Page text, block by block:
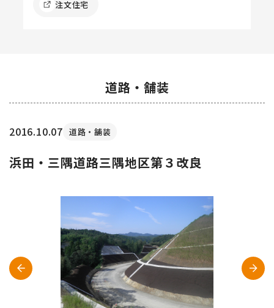
注文住宅
道路・舗装
2016.10.07 道路・舗装
浜田・三隅道路三隅地区第３改良